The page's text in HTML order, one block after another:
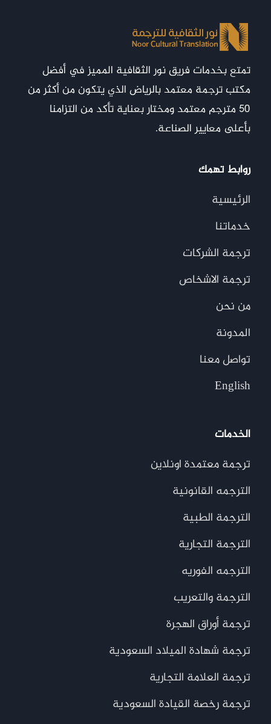
تمتع بخدمات فريق نور الثقافية المميز في أفضل
مكتب ترجمة معتمد بالرياض الذي يتكون من أكثر من
50 مترجم معتمد ومختار بعناية تأكد من التزامنا
بأعلى معايير الصناعة.
روابط تهمك
الرئيسية
خدماتنا
ترجمة الشركات
ترجمة الاشخاص
من نحن
المدونة
تواصل معنا
English
الخدمات
ترجمة معتمدة اونلاين
الترجمه القانونية
الترجمة الطبية
الترجمة التجارية
الترجمه الفوريه
الترجمة والتعريب
ترجمة أوراق الهجرة
ترجمة شهادة الميلاد السعودية
ترجمة العلامة التجارية
ترجمة رخصة القيادة السعودية